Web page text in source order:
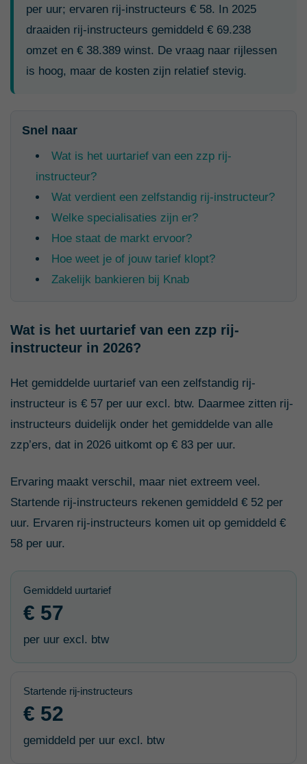
per uur; ervaren rij-instructeurs € 58. In 2025
draaiden rij-instructeurs gemiddeld € 69.238
omzet en € 38.389 winst. De vraag naar rijlessen
is hoog, maar de kosten zijn relatief stevig.
Snel naar
Wat is het uurtarief van een zzp rij-
instructeur?
Wat verdient een zelfstandig rij-instructeur?
Welke specialisaties zijn er?
Hoe staat de markt ervoor?
Hoe weet je of jouw tarief klopt?
Zakelijk bankieren bij Knab
Wat is het uurtarief van een zzp rij-
instructeur in 2026?
Het gemiddelde uurtarief van een zelfstandig rij-
instructeur is € 57 per uur excl. btw. Daarmee zitten rij-
instructeurs duidelijk onder het gemiddelde van alle
zzp’ers, dat in 2026 uitkomt op € 83 per uur.
Ervaring maakt verschil, maar niet extreem veel.
Startende rij-instructeurs rekenen gemiddeld € 52 per
uur. Ervaren rij-instructeurs komen uit op gemiddeld €
58 per uur.
Gemiddeld uurtarief
€ 57
per uur excl. btw
Startende rij-instructeurs
€ 52
gemiddeld per uur excl. btw